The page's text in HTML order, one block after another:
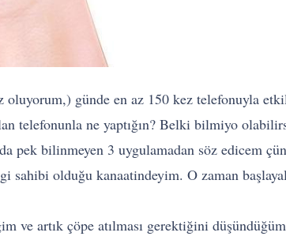
oluyorum,) günde en az 150 kez telefonuyla
telefonunla ne yaptığın? Belki bilmiyo
pek bilinmeyen 3 uygulamadan söz edicem
olduğu kanaatindeyim. O zaman
ve artık çöpe atılması gerektiğini